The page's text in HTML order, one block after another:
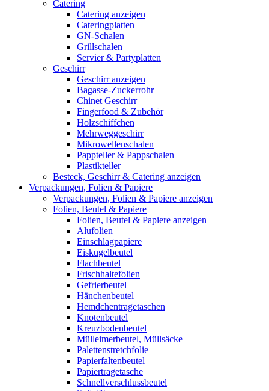
Catering
Catering anzeigen
Cateringplatten
GN-Schalen
Grillschalen
Servier & Partyplatten
Geschirr
Geschirr anzeigen
Bagasse-Zuckerrohr
Chinet Geschirr
Fingerfood & Zubehör
Holzschiffchen
Mehrweggeschirr
Mikrowellenschalen
Pappteller & Pappschalen
Plastikteller
Besteck, Geschirr & Catering anzeigen
Verpackungen, Folien & Papiere
Verpackungen, Folien & Papiere anzeigen
Folien, Beutel & Papiere
Folien, Beutel & Papiere anzeigen
Alufolien
Einschlagpapiere
Eiskugelbeutel
Flachbeutel
Frischhaltefolien
Gefrierbeutel
Hänchenbeutel
Hemdchentragetaschen
Knotenbeutel
Kreuzbodenbeutel
Mülleimerbeutel, Müllsäcke
Palettenstretchfolie
Papierfaltenbeutel
Papiertragetasche
Schnellverschlussbeutel